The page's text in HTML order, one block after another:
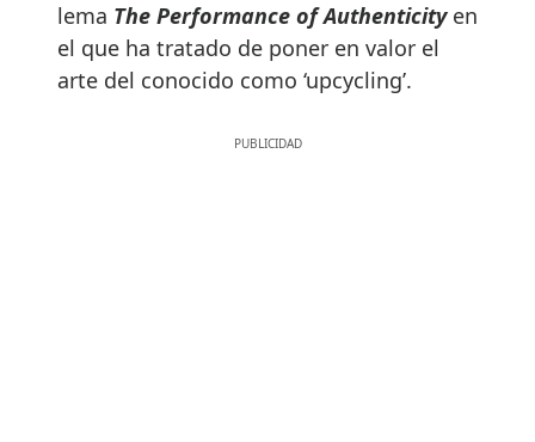
lema The Performance of Authenticityen
el que ha tratado de poner en valor el
arte del conocido como ‘upcycling’.